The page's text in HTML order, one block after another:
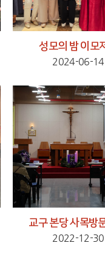
성모의 밤 이모
2024-06-14
교구 본당 사목방
2022-12-30